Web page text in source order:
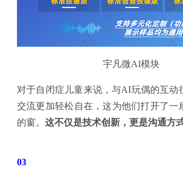
宇凡微AI模块
对于自闭症儿童来说，与AI玩偶的互动
交流更加轻松自在，这为他们打开了一
的窗。 这不仅是技术创新，更是沟通方
03